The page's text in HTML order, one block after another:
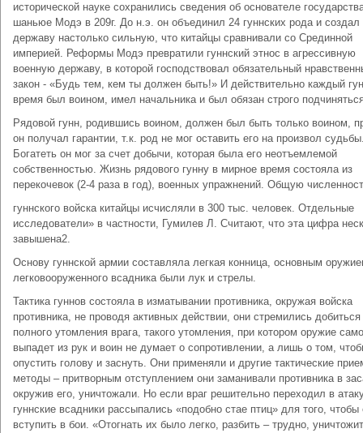
исторической науке сохранились сведения об основателе
шаньюе Модэ в 209г. До н.э. он объединил 24 гуннских рода и создал
державу настолько сильную, что китайцы сравнивали со Срединной
империей. Реформы Модэ превратили гуннский этнос в агрессивную
военную державу, в которой господствовал обязательный
закон - «Будь тем, кем ты должен быть!» И действительно каждый
время был воином, имел начальника и был обязан строго
Рядовой гунн, родившись воином, должен был быть только воином,
он получал гарантии, т.к. род не мог оставить его на произвол
Богатеть он мог за счет добычи, которая была его неотъемлемой
собственностью. Жизнь рядового гунну в мирное время состояла из
перекочевок (2-4 раза в год), военных упражнений. Общую
гуннского войска китайцы исчисляли в 300 тыс. человек. Отдельные
исследователи» в частности, Гумилев Л. Считают, что эта цифра
завышена2.
Основу гуннской армии составляла легкая конница, основным
легковооруженного всадника были лук и стрелы.
Тактика гуннов состояла в изматывании противника, окружая войска
противника, не проводя активных действии, они стремились добиться
полного утомления врага, такого утомления, при котором оружие само
выпадет из рук и воин не думает о сопротивлении, а лишь о том,
опустить голову и заснуть. Они применяли и другие тактические
методы – притворным отступлением они заманивали противника в
окружив его, уничтожали. Но если враг решительно переходил в
гуннские всадники рассыпались «подобно стае птиц» для того, чтобы
вступить в бои. «Отогнать их было легко, разбить – трудно,